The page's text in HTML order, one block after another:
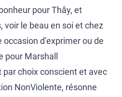
pour Thây, et
voir le beau en soi et chez
occasion d’exprimer ou de
pour Marshall
par choix conscient et avec
NonViolente, résonne